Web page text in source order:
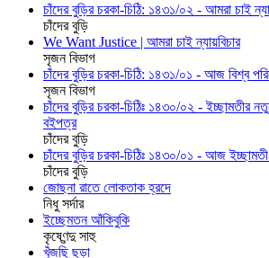
চাঁদের বুড়ির চরকা-চিঠি: ১৪৩১/০২ - আমরা চাই
চাঁদের বুড়ি
We Want Justice | আমরা চাই ন্যায়বিচার
সৃজন বিভাগ
চাঁদের বুড়ির চরকা-চিঠি: ১৪৩১/০১ - আজ বিশ্ব
সৃজন বিভাগ
চাঁদের বুড়ির চরকা-চিঠিঃ ১৪৩০/০২ - ইচ্ছামতীর
বইপত্র
চাঁদের বুড়ি
চাঁদের বুড়ির চরকা-চিঠিঃ ১৪৩০/০১ - আজ
চাঁদের বুড়ি
জোছনা রাতে লোকতাক হ্রদে
নিধু সর্দার
ইচ্ছেমতন আঁকিবুকি
কৃষ্ণেন্দু সাহু
খুঁজছি ছড়া